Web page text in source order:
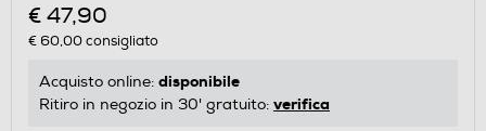
€ 47,90
€ 60,00consigliato
Acquisto online: disponibile
Ritiro in negozio in 30' gratuito: verifica